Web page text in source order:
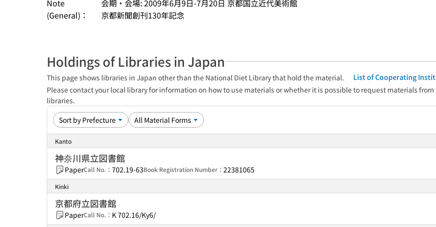
Note
(General)：
会期・会場: 2009年6月9日-7月20日 京都国立近代美術館
京都新聞創刊130年記念
Holdings of Libraries in Japan
This page shows libraries in Japan other than the National Diet Library that hold the material.
List of Cooperating
Please contact your local library for information on how to use materials or whether it is possible to request materials
libraries.
Kanto
神奈川県立図書館
PaperCall No.： 702.19-63Book Registration Number： 22381065
Kinki
京都府立図書館
PaperCall No.： K 702.16/Ky6/